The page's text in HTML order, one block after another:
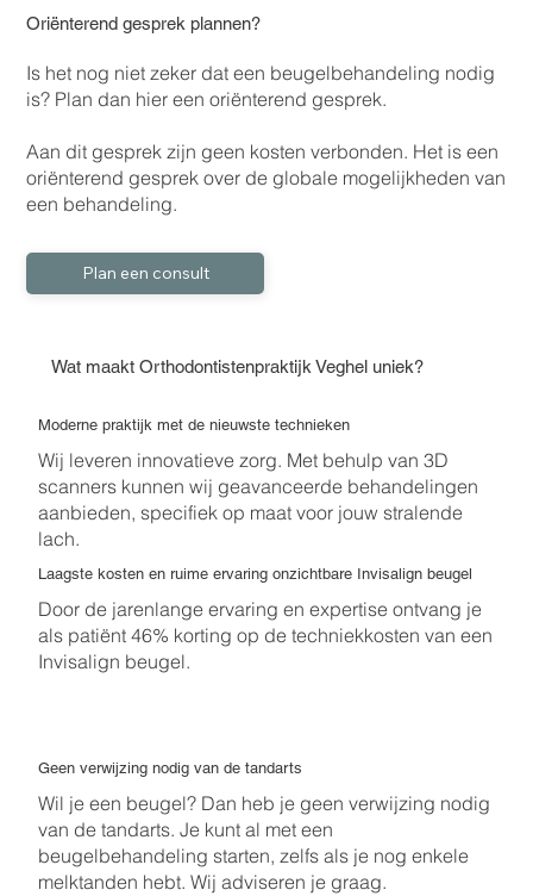
Wat maakt Orthodontistenpraktijk Veghel uniek?
Moderne praktijk met de nieuwste technieken
Wij leveren innovatieve zorg. Met behulp van 3D
scanners kunnen wij geavanceerde behandelingen
aanbieden, specifiek op maat voor jouw stralende
lach.
Laagste kosten en ruime ervaring onzichtbare Invisalign beugel
Door de jarenlange ervaring en expertise ontvang je
als patiënt 46% korting op de techniekkosten van een
Invisalign beugel.
Geen verwijzing nodig van de tandarts
Wil je een beugel? Dan heb je geen verwijzing nodig
van de tandarts. Je kunt al met een
beugelbehandeling starten, zelfs als je nog enkele
melktanden hebt. Wij adviseren je graag.
Oriënterend gesprek plannen?
Is het nog niet zeker dat een beugelbehandeling nodig
is? Plan dan hier een oriënterend gesprek.
Aan dit gesprek zijn geen kosten verbonden. Het is een
oriënterend gesprek over de globale mogelijkheden van
een behandeling.
Plan een consult